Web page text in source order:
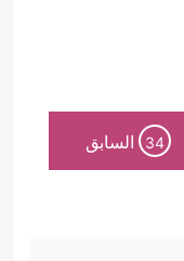
34 السابق